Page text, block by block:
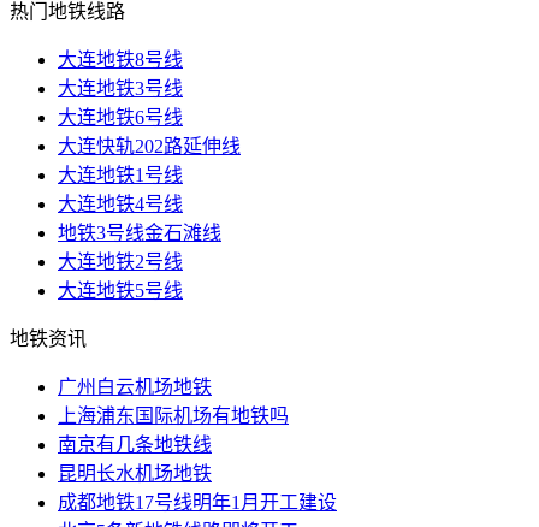
热门地铁线路
大连地铁8号线
大连地铁3号线
大连地铁6号线
大连快轨202路延伸线
大连地铁1号线
大连地铁4号线
地铁3号线金石滩线
大连地铁2号线
大连地铁5号线
地铁资讯
广州白云机场地铁
上海浦东国际机场有地铁吗
南京有几条地铁线
昆明长水机场地铁
成都地铁17号线明年1月开工建设